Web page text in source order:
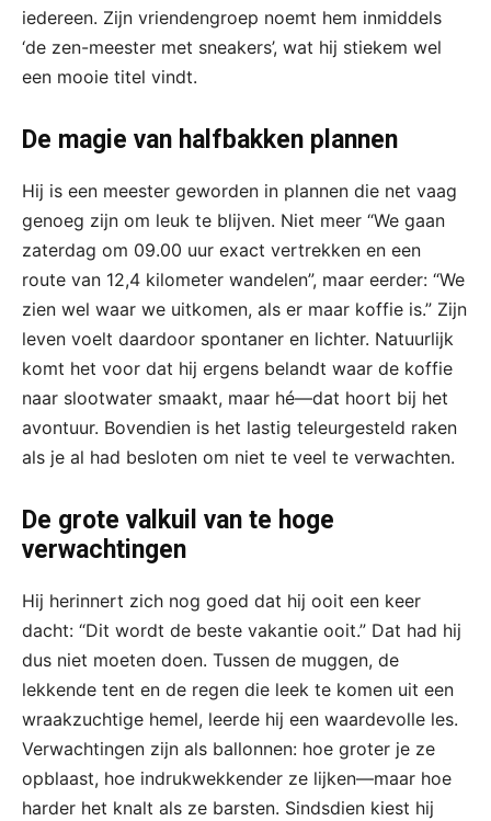
iedereen. Zijn vriendengroep noemt hem inmiddels
‘de zen-meester met sneakers’, wat hij stiekem wel
een mooie titel vindt.
De magie van halfbakken plannen
Hij is een meester geworden in plannen die net vaag
genoeg zijn om leuk te blijven. Niet meer “We gaan
zaterdag om 09.00 uur exact vertrekken en een
route van 12,4 kilometer wandelen”, maar eerder: “We
zien wel waar we uitkomen, als er maar koffie is.” Zijn
leven voelt daardoor spontaner en lichter. Natuurlijk
komt het voor dat hij ergens belandt waar de koffie
naar slootwater smaakt, maar hé—dat hoort bij het
avontuur. Bovendien is het lastig teleurgesteld raken
als je al had besloten om niet te veel te verwachten.
De grote valkuil van te hoge
verwachtingen
Hij herinnert zich nog goed dat hij ooit een keer
dacht: “Dit wordt de beste vakantie ooit.” Dat had hij
dus niet moeten doen. Tussen de muggen, de
lekkende tent en de regen die leek te komen uit een
wraakzuchtige hemel, leerde hij een waardevolle les.
Verwachtingen zijn als ballonnen: hoe groter je ze
opblaast, hoe indrukwekkender ze lijken—maar hoe
harder het knalt als ze barsten. Sindsdien kiest hij